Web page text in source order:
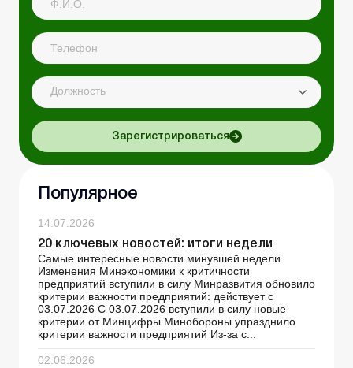
Должность
Зарегистрироваться
Популярное
14.07.2026
20 ключевых новостей: итоги недели
Самые интересные новости минувшей недели
Изменения Минэкономики к критичности
предприятий вступили в силу Минразвития обновило
критерии важности предприятий: действует с
03.07.2026 С 03.07.2026 вступили в силу новые
критерии от Минцифры Минобороны упразднило
критерии важности предприятий Из-за с...
02.06.2026